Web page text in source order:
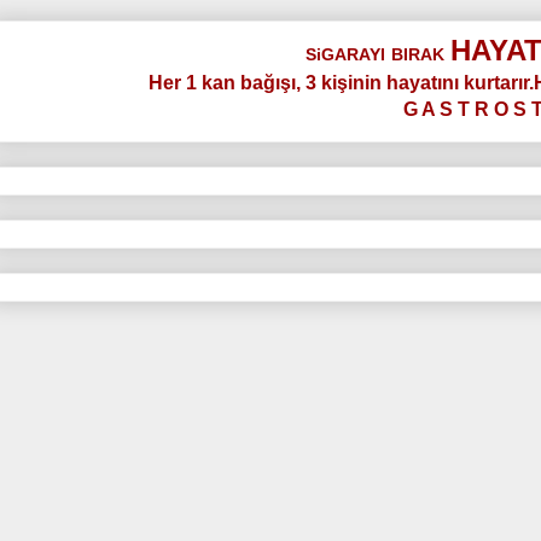
SiGARAYI BIRAK
Her 1 kan bağışı, 3 kişinin hayatını
G A S T R O S